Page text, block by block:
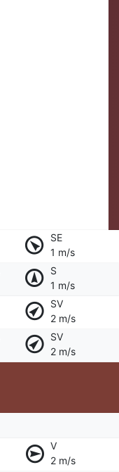
SE
1 m/s
S
1 m/s
SV
2 m/s
SV
2 m/s
V
2 m/s